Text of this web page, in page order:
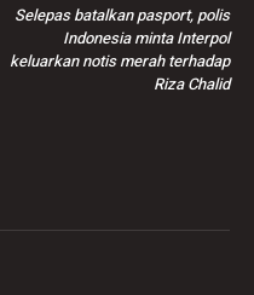
Selepas batalkan pasport, polis
Indonesia minta Interpol
keluarkan notis merah terhadap
Riza Chalid